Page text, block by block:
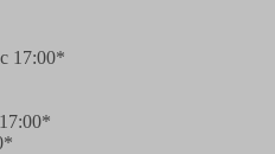
17:00*